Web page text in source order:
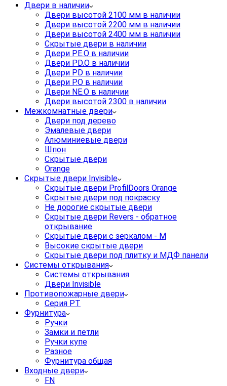
Двери в наличии
Двери высотой 2100 мм в наличии
Двери высотой 2200 мм в наличии
Двери высотой 2400 мм в наличии
Скрытые двери в наличии
Двери PE.O в наличии
Двери PD.O в наличии
Двери PD в наличии
Двери P.O в наличии
Двери NE.O в наличии
Двери высотой 2300 в наличии
Межкомнатные двери
Двери под дерево
Эмалевые двери
Алюминиевые двери
Шпон
Скрытые двери
Orange
Скрытые двери Invisible
Скрытые двери ProfilDoors Orange
Скрытые двери под покраску
Не дорогие скрытые двери
Скрытые двери Revers - обратное
открывание
Скрытые двери с зеркалом - M
Высокие скрытые двери
Скрытые двери под плитку и МДФ панели
Системы открывания
Системы открывания
Двери Invisible
Противопожарные двери
Серия PT
Фурнитура
Ручки
Замки и петли
Ручки купе
Разное
Фурнитура общая
Входные двери
FN